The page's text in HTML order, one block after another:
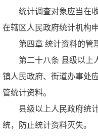
统计调查对象应当在
在辖区人民政府统计机构
第四章 统计资料的管
第二十八条 县级以上
镇人民政府、街道办事处
管统计资料。
县级以上人民政府统
统，防止统计资料灭失。